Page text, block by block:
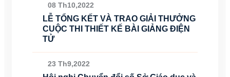
08 Th10,2022
LỄ TỔNG KẾT VÀ TRAO GIẢI THƯỞNG
CUỘC THI THIẾT KẾ BÀI GIẢNG ĐIỆN
TỬ
23 Th9,2022